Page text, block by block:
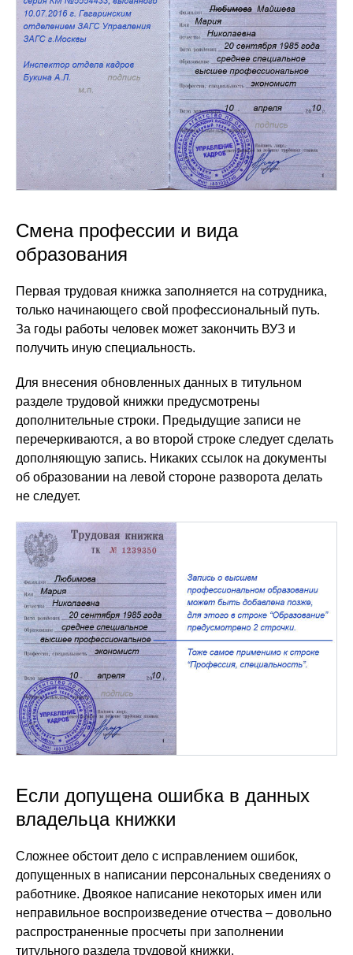
Смена профессии и вида
образования
Первая трудовая книжка заполняется на сотрудника,
только начинающего свой профессиональный путь.
За годы работы человек может закончить ВУЗ и
получить иную специальность.
Для внесения обновленных данных в титульном
разделе трудовой книжки предусмотрены
дополнительные строки. Предыдущие записи не
перечеркиваются, а во второй строке следует сделать
дополняющую запись. Никаких ссылок на документы
об образовании на левой стороне разворота делать
не следует.
Если допущена ошибка в данных
владельца книжки
Сложнее обстоит дело с исправлением ошибок,
допущенных в написании персональных сведениях о
работнике. Двоякое написание некоторых имен или
неправильное воспроизведение отчества – довольно
распространенные просчеты при заполнении
титульного раздела трудовой книжки.